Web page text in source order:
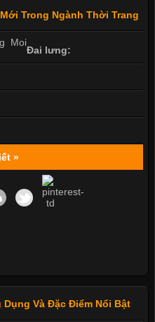
Trong Ngành Thời Trang
Đai lưng:
»
Và Đặc Điểm Nổi Bật